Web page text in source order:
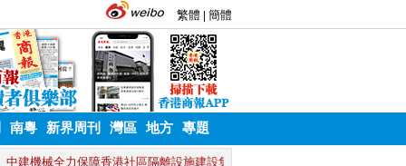
南粵 新界周刊 灣區 地方 專題